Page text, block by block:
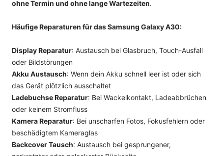
ohne Termin und ohne lange Wartezeiten.
Häufige Reparaturen für das Samsung Galaxy A30:
Display Reparatur: Austausch bei Glasbruch, Touch-Ausfall
oder Bildstörungen
Akku Austausch: Wenn dein Akku schnell leer ist oder sich
das Gerät plötzlich ausschaltet
Ladebuchse Reparatur: Bei Wackelkontakt, Ladeabbrüchen
oder keinem Stromfluss
Kamera Reparatur: Bei unscharfen Fotos, Fokusfehlern oder
beschädigtem Kameraglas
Backcover Tausch: Austausch bei gesprungener,